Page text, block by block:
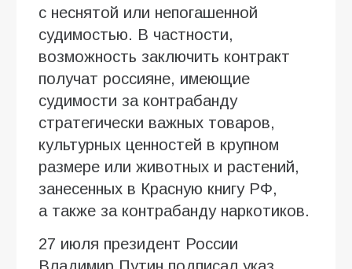
с неснятой или непогашенной
судимостью. В частности,
возможность заключить контракт
получат россияне, имеющие
судимости за контрабанду
стратегически важных товаров,
культурных ценностей в крупном
размере или животных и растений,
занесенных в Красную книгу РФ,
а также за контрабанду наркотиков.
27 июля президент России
Владимир Путин подписал указ